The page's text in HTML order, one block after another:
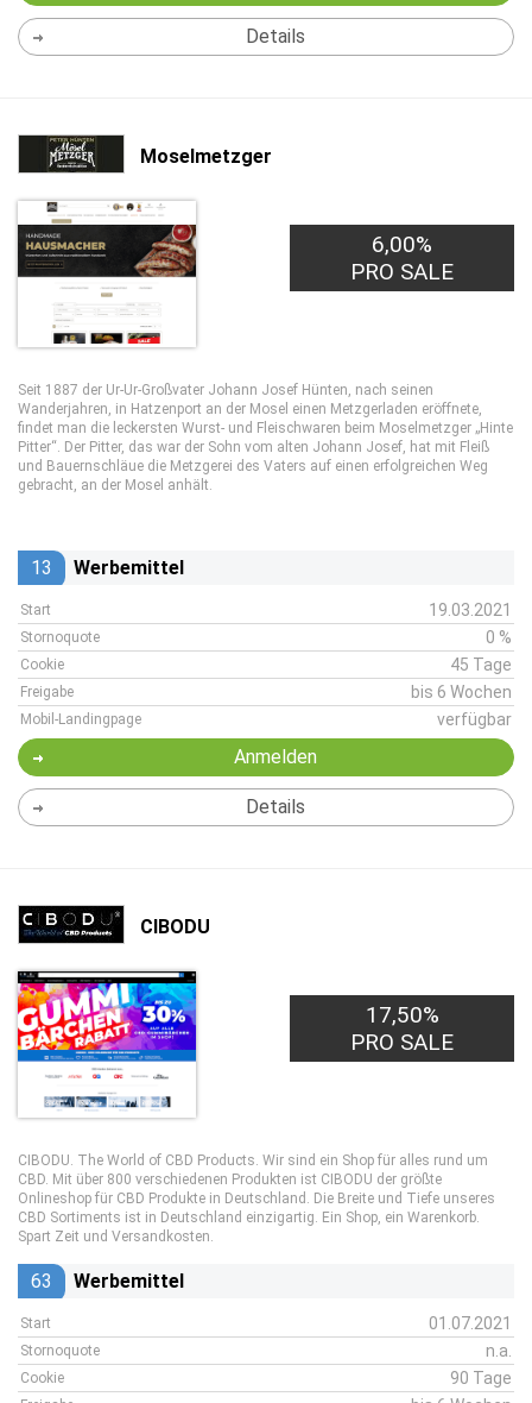
Details
Moselmetzger
6,00%
PRO SALE
Seit 1887 der Ur-Ur-Großvater Johann Josef Hünten, nach seinen
Wanderjahren, in Hatzenport an der Mosel einen Metzgerladen eröffnete,
findet man die leckersten Wurst- und Fleischwaren beim Moselmetzger „Hinte
Pitter“. Der Pitter, das war der Sohn vom alten Johann Josef, hat mit Fleiß
und Bauernschläue die Metzgerei des Vaters auf einen erfolgreichen Weg
gebracht, an der Mosel anhält.
13 Werbemittel
Start 19.03.2021
Stornoquote 0 %
Cookie 45 Tage
Freigabe bis 6 Wochen
Mobil-Landingpage verfügbar
Anmelden
Details
CIBODU
17,50%
PRO SALE
CIBODU. The World of CBD Products. Wir sind ein Shop für alles rund um
CBD. Mit über 800 verschiedenen Produkten ist CIBODU der größte
Onlineshop für CBD Produkte in Deutschland. Die Breite und Tiefe unseres
CBD Sortiments ist in Deutschland einzigartig. Ein Shop, ein Warenkorb.
Spart Zeit und Versandkosten.
63 Werbemittel
Start 01.07.2021
Stornoquote n.a.
Cookie 90 Tage